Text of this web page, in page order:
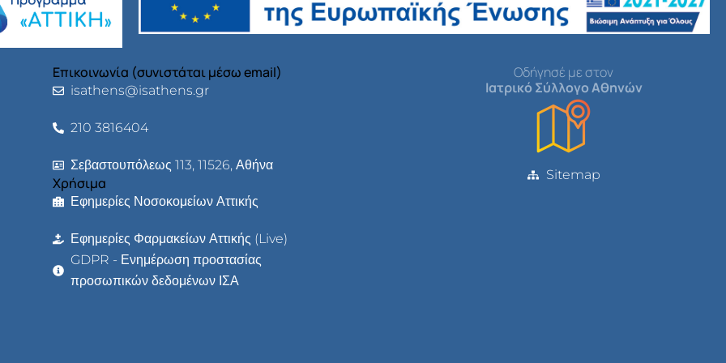
Επικοινωνία (συνιστάται μέσω email)
isathens@isathens.gr
210 3816404
Σεβαστουπόλεως 113, 11526, Αθήνα
Χρήσιμα
Εφημερίες Νοσοκομείων Αττικής
Εφημερίες Φαρμακείων Αττικής (Live)
GDPR - Ενημέρωση προστασίας
προσωπικών δεδομένων ΙΣΑ
Οδήγησέ με στον
Ιατρικό Σύλλογο Αθηνών
Sitemap